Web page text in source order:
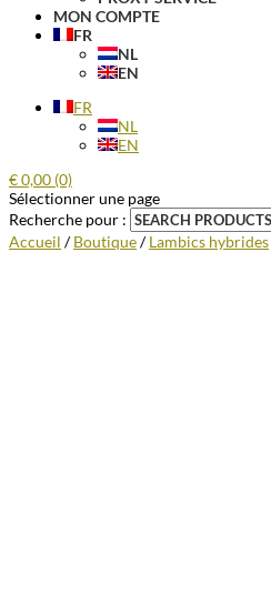
MON COMPTE
FR
NL
EN
FR
NL
EN
€0,00 (0)
Sélectionner une page
Recherche pour :
Accueil /Boutique/Lambics hybrides